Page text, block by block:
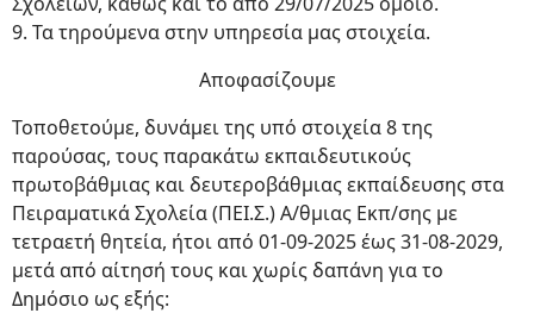
9. Τα τηρούμενα στην υπηρεσία μας στοιχεία.
Αποφασίζουμε
Τοποθετούμε, δυνάμει της υπό στοιχεία 8 της
παρούσας, τους παρακάτω εκπαιδευτικούς
πρωτοβάθμιας και δευτεροβάθμιας εκπαίδευσης στα
Πειραματικά Σχολεία (ΠΕΙ.Σ.) Α/θμιας Εκπ/σης με
τετραετή θητεία, ήτοι από 01-09-2025 έως 31-08-2029,
μετά από αίτησή τους και χωρίς δαπάνη για το
Δημόσιο ως εξής: